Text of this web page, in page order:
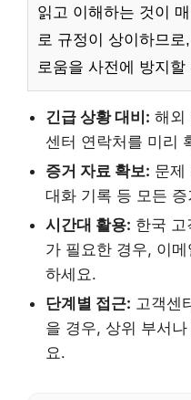
읽고 이해하는 것이
로 규정이 상이하므
로움을 사전에 방지할
긴급 상황 대비: 해외
센터 연락처를 미리
증거 자료 확보: 문제
대화 기록 등 모든
시간대 활용: 한국 고
가 필요한 경우, 이
하세요.
단계별 접근: 고객센
을 경우, 상위 부서
요.